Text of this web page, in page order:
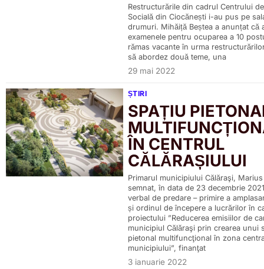
Restructurările din cadrul Centrului
Socială din Ciocănești i-au pus pe
drumuri. Mihăiță Beștea a anunțat că
examenele pentru ocuparea a 10
rămas vacante în urma
să abordez două teme, una
29 mai 2022
ȘTIRI
SPAȚIU
ÎN CENTRUL
CĂLĂRAȘIULUI
Primarul municipiului Călăraşi,
semnat, în data de 23 decembrie
verbal de predare – primire a
și ordinul de începere a lucrărilor în
proiectului ”Reducerea emisiilor de
municipiul Călăraşi prin crearea unui
pietonal multifuncţional în zona
municipiului”, finanţat
3 ianuarie 2022